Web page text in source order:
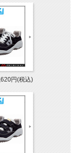
円(税込)